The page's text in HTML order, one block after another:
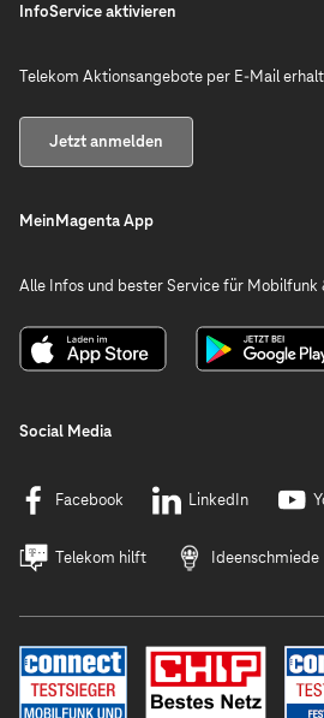
InfoService aktivieren
Telekom Aktionsangebote per E-Mail
Jetzt anmelden
MeinMagenta App
Alle Infos und bester Service für Mobilfunk
Social Media
Facebook LinkedIn
Telekom hilft Ideenschmiede